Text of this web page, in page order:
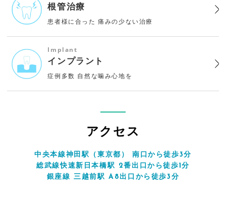
根管治療
患者様に合った 痛みの少ない治療
Implant
インプラント
症例多数 自然な噛み心地を
アクセス
中央本線神田駅（東京都） 南口から徒歩3分
総武線快速新日本橋駅 2番出口から徒歩1分
銀座線 三越前駅 A8出口から徒歩3分